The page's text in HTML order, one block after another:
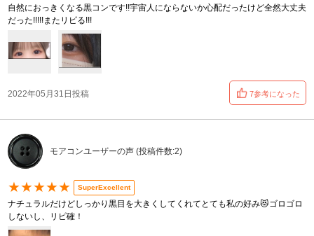
自然におっきくなる黒コンです!!宇宙人にならないか心配だったけど全然大丈夫
だった!!!!!またリピる!!!
2022年05月31日投稿 7参考になった
モアコンユーザーの声 (投稿件数:2)
★★★★★ SuperExcellent
ナチュラルだけどしっかり黒目を大きくしてくれてとても私の好み😻ゴロゴロ
しないし、リピ確！